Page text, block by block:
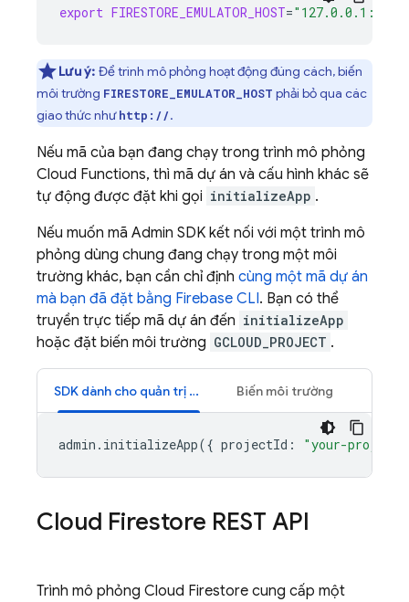
export FIRESTORE_EMULATOR_HOST=
Lưu ý: Để trình mô phỏng hoạt động đúng cách, biến
môi trường FIRESTORE_EMULATOR_HOST phải bỏ qua các
giao thức nhưhttp://.
Nếu mã của bạn đang chạy trong trình mô phỏng
Cloud Functions, thì mã dự án và cấu hình khác sẽ
tự động được đặt khi gọi initializeApp .
Nếu muốn mã Admin SDK kết nối với một trình mô
phỏng dùng chung đang chạy trong một môi
trường khác, bạn cần chỉ định cùng một mã dự án
mà bạn đã đặt bằng Firebase CLI. Bạn có thể
truyền trực tiếp mã dự án đến initializeApp
hoặc đặt biến môi trường GCLOUD_PROJECT .
SDK dành cho quản trị viên Node.js Biến môi trường
admin . initializeApp({ projectId : "your-
Cloud Firestore REST API
Trình mô phỏng Cloud Firestore cung cấp một